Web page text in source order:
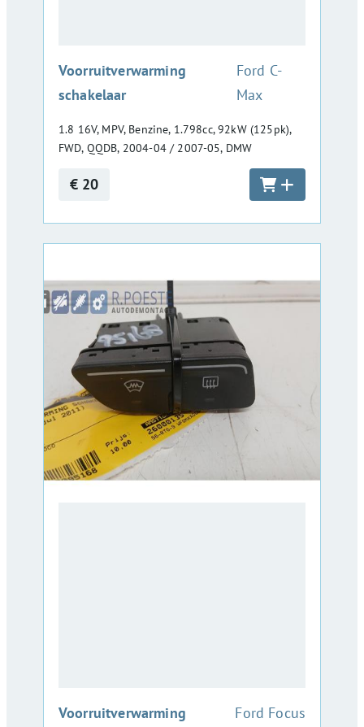
Voorruitverwarming
schakelaar
:Ford C-
Max
1.8 16V, MPV, Benzine, 1.798cc, 92kW (125pk),
FWD, QQDB, 2004-04 / 2007-05, DMW
€ 20
Voorruitverwarming
:Ford Focus